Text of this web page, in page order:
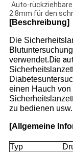
Auto-
2.8mm für den
[Beschreibung]
Die
verwendet. Die
einen Hauch
zu bedienen usw.
[Allgemeine
Typ